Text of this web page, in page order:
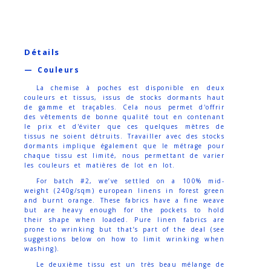
Détails
— Couleurs
La chemise à poches est disponible en deux
couleurs et tissus, issus de stocks dormants haut
de gamme et traçables. Cela nous permet d'offrir
des vêtements de bonne qualité tout en contenant
le prix et d'éviter que ces quelques mètres de
tissus ne soient détruits. Travailler avec des stocks
dormants implique également que le métrage pour
chaque tissu est limité, nous permettant de varier
les couleurs et matières de lot en lot.
For batch #2, we’ve settled on a 100% mid-
weight (240g/sqm) european linens in forest green
and burnt orange. These fabrics have a fine weave
but are heavy enough for the pockets to hold
their shape when loaded. Pure linen fabrics are
prone to wrinking but that’s part of the deal (see
suggestions below on how to limit wrinking when
washing).
Le deuxième tissu est un très beau mélange de